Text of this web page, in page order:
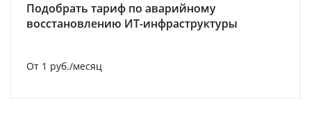
Подобрать тариф по аварийному
восстановлению ИТ-инфраструктуры
От 1 руб./месяц